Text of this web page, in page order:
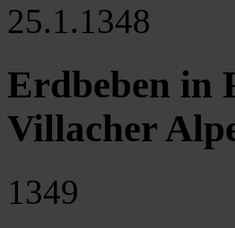
25.1.1348
Erdbeben in
Villacher
1349